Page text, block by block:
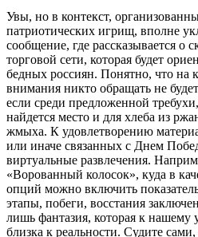
Увы, но в контекст,
патриотических игрищ, вполне
сообщение, где рассказывается о
торговой сети, которая будет
бедных россиян. Понятно, что на
внимания никто обращать не
если среди предложенной
найдется место и для хлеба из
жмыха. К удовлетворению
или иначе связанных с Днем
виртуальные развлечения.
«Ворованный колосок», куда в
опций можно включить
этапы, побеги, восстания
лишь фантазия, которая к нашему
близка к реальности. Судите